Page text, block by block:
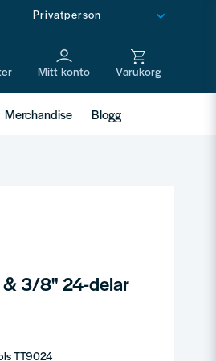
Merchandise Blogg
& 3/8" 24-delar
TT9024